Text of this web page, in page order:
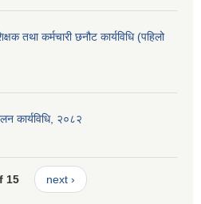
तथा कर्मचारी छनौट कार्यविधि (पहिलो
कार्यविधि, २०८२
15 next ›